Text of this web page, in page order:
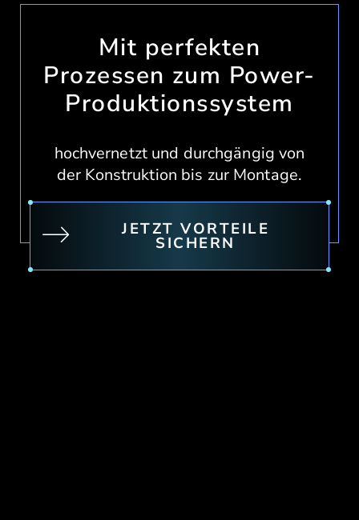
Mit perfekten
Prozessen zum Power-
Produktionssystem
hochvernetzt und durchgängig von
der Konstruktion bis zur Montage.
JETZT VORTEILE
SICHERN